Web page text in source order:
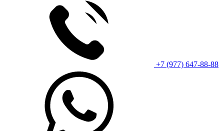
+7 (977) 647-88-88